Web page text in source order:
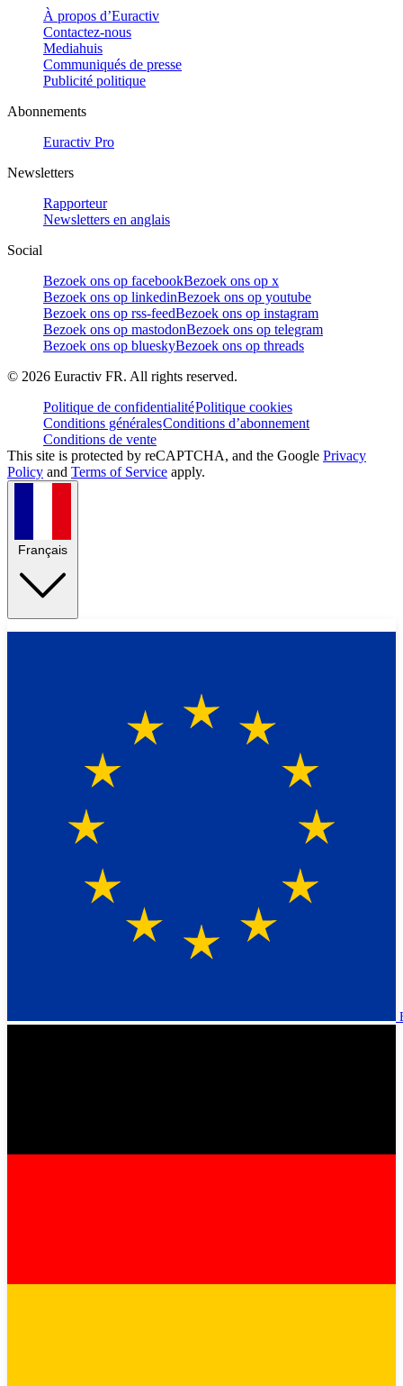
À propos d’Euractiv
Contactez-nous
Mediahuis
Communiqués de presse
Publicité politique
Abonnements
Euractiv Pro
Newsletters
Rapporteur
Newsletters en anglais
Social
Bezoek ons op facebookBezoek ons op x
Bezoek ons op linkedinBezoek ons op youtube
Bezoek ons op rss-feedBezoek ons op instagram
Bezoek ons op mastodonBezoek ons op telegram
Bezoek ons op blueskyBezoek ons op threads
© 2026 Euractiv FR. All rights reserved.
Politique de confidentialitéPolitique cookies
Conditions généralesConditions d’abonnement
Conditions de vente
This site is protected by reCAPTCHA, and the Google Privacy
Policy and Terms of Service apply.
Français